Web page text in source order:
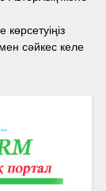
сәйкес келе